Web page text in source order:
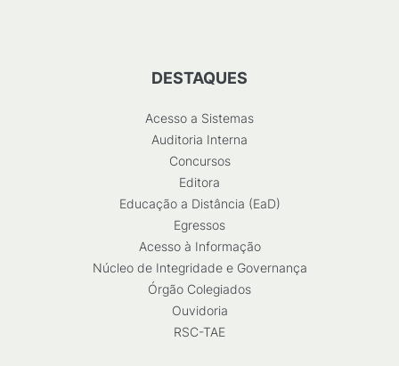
DESTAQUES
Acesso a Sistemas
Auditoria Interna
Concursos
Editora
Educação a Distância (EaD)
Egressos
Acesso à Informação
Núcleo de Integridade e Governança
Órgão Colegiados
Ouvidoria
RSC-TAE